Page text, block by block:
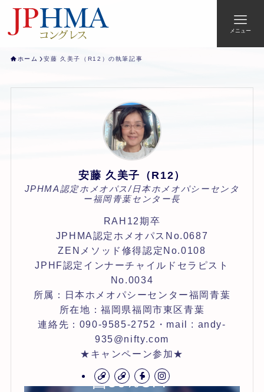
メニュー
ホーム 安藤 久美子（R12）の執筆記事
安藤 久美子（R12）
JPHMA認定ホメオパス/日本ホメオパシーセンタ
ー福岡青葉センター長
RAH12期卒
JPHMA認定ホメオパスNo.0687
ZENメソッド修得認定No.0108
JPHF認定インナーチャイルドセラピスト
No.0034
所属：日本ホメオパシーセンター福岡青葉
所在地：福岡県福岡市東区青葉
連絡先：090-9585-2752・mail : andy-
935@nifty.com
★キャンペーン参加★
ホメオパシー健康相談 初
回30%OFF